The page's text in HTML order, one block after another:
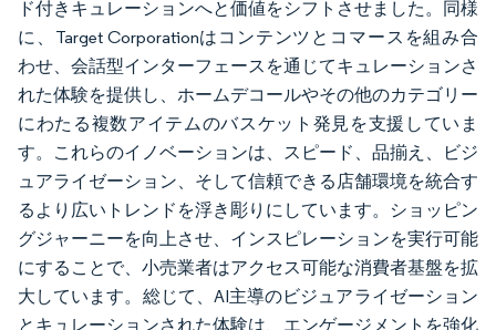
ド付きキュレーションへと価値をシフトさせました。同様
に、Target Corporationはコンテンツとコマースを組み合
わせ、会話型インターフェースを通じてキュレーションさ
れた体験を提供し、ホームデコールやその他のカテゴリー
にわたる複数アイテムのバスケット発見を支援していま
す。これらのイノベーションは、スピード、品揃え、ビジ
ュアライゼーション、そして信頼できる店舗環境を統合す
るより広いトレンドを浮き彫りにしています。ショッピン
グジャーニーを向上させ、インスピレーションを実行可能
にすることで、小売業者はアクセス可能な消費者基盤を拡
大しています。総じて、AI主導のビジュアライゼーション
とキュレーションされた体験は、エンゲージメントを強化